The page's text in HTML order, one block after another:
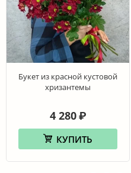
Букет из красной кустовой
хризантемы
4 280 ₽
КУПИТЬ